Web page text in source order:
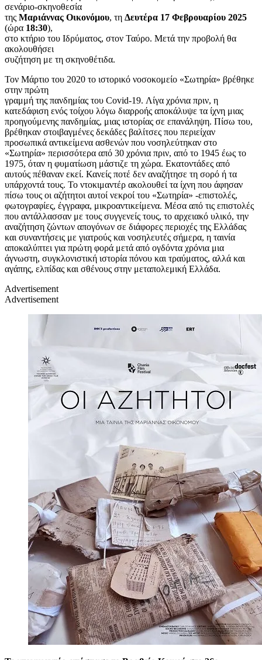
σενάριο-σκηνοθεσία
της Μαριάννας Οικονόμου, τη Δευτέρα 17 Φεβρουαρίου 2025
(ώρα 18:30),
στο κτήριο του Ιδρύματος, στον Ταύρο. Μετά την προβολή θα
ακολουθήσει
συζήτηση με τη σκηνοθέτιδα.
Τον Μάρτιο του 2020 το ιστορικό νοσοκομείο «Σωτηρία» βρέθηκε
στην πρώτη
γραμμή της πανδημίας του Covid-19. Λίγα χρόνια πριν, η
κατεδάφιση ενός τοίχου λόγω διαρροής αποκάλυψε τα ίχνη μιας
προηγούμενης πανδημίας, μιας ιστορίας σε επανάληψη. Πίσω του,
βρέθηκαν στοιβαγμένες δεκάδες βαλίτσες που περιείχαν
προσωπικά αντικείμενα ασθενών που νοσηλεύτηκαν στο
«Σωτηρία» περισσότερα από 30 χρόνια πριν, από το 1945 έως το
1975, όταν η φυματίωση μάστιζε τη χώρα. Εκατοντάδες από
αυτούς πέθαναν εκεί. Κανείς ποτέ δεν αναζήτησε τη σορό ή τα
υπάρχοντά τους. Το ντοκιμαντέρ ακολουθεί τα ίχνη που άφησαν
πίσω τους οι αζήτητοι αυτοί νεκροί του «Σωτηρία» -επιστολές,
φωτογραφίες, έγγραφα, μικροαντικείμενα. Μέσα από τις επιστολές
που αντάλλασσαν με τους συγγενείς τους, το αρχειακό υλικό, την
αναζήτηση ζώντων απογόνων σε διάφορες περιοχές της Ελλάδας
και συναντήσεις με γιατρούς και νοσηλευτές σήμερα, η ταινία
αποκαλύπτει για πρώτη φορά μετά από ογδόντα χρόνια μια
άγνωστη, συγκλονιστική ιστορία πόνου και τραύματος, αλλά και
αγάπης, ελπίδας και σθένους στην μεταπολεμική Ελλάδα.
Advertisement
Advertisement